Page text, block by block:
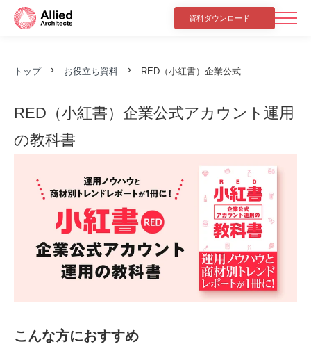
資料ダウンロード
トップ お役立ち資料 RED（小紅書）企業公式アカウント運用の教科書
RED（小紅書）企業公式アカウント運用
の教科書
こんな方におすすめ